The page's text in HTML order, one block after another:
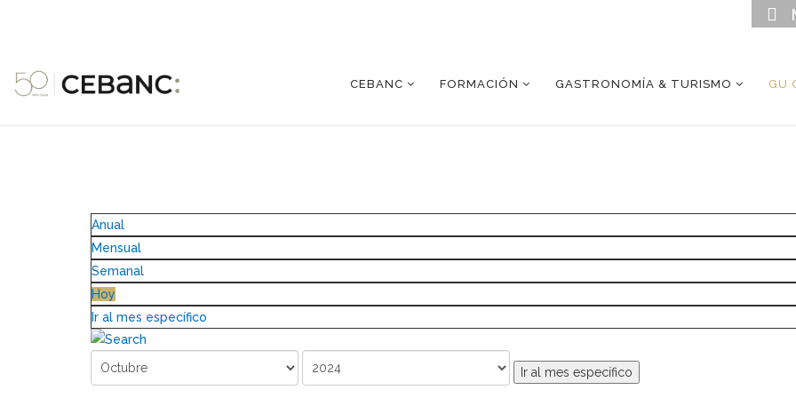
CEBANC FORMACIÓN GASTRONOMÍA & TURISMO GU
Anual
Mensual
Semanal
Hoy
Ir al mes específico
Ir al mes específico